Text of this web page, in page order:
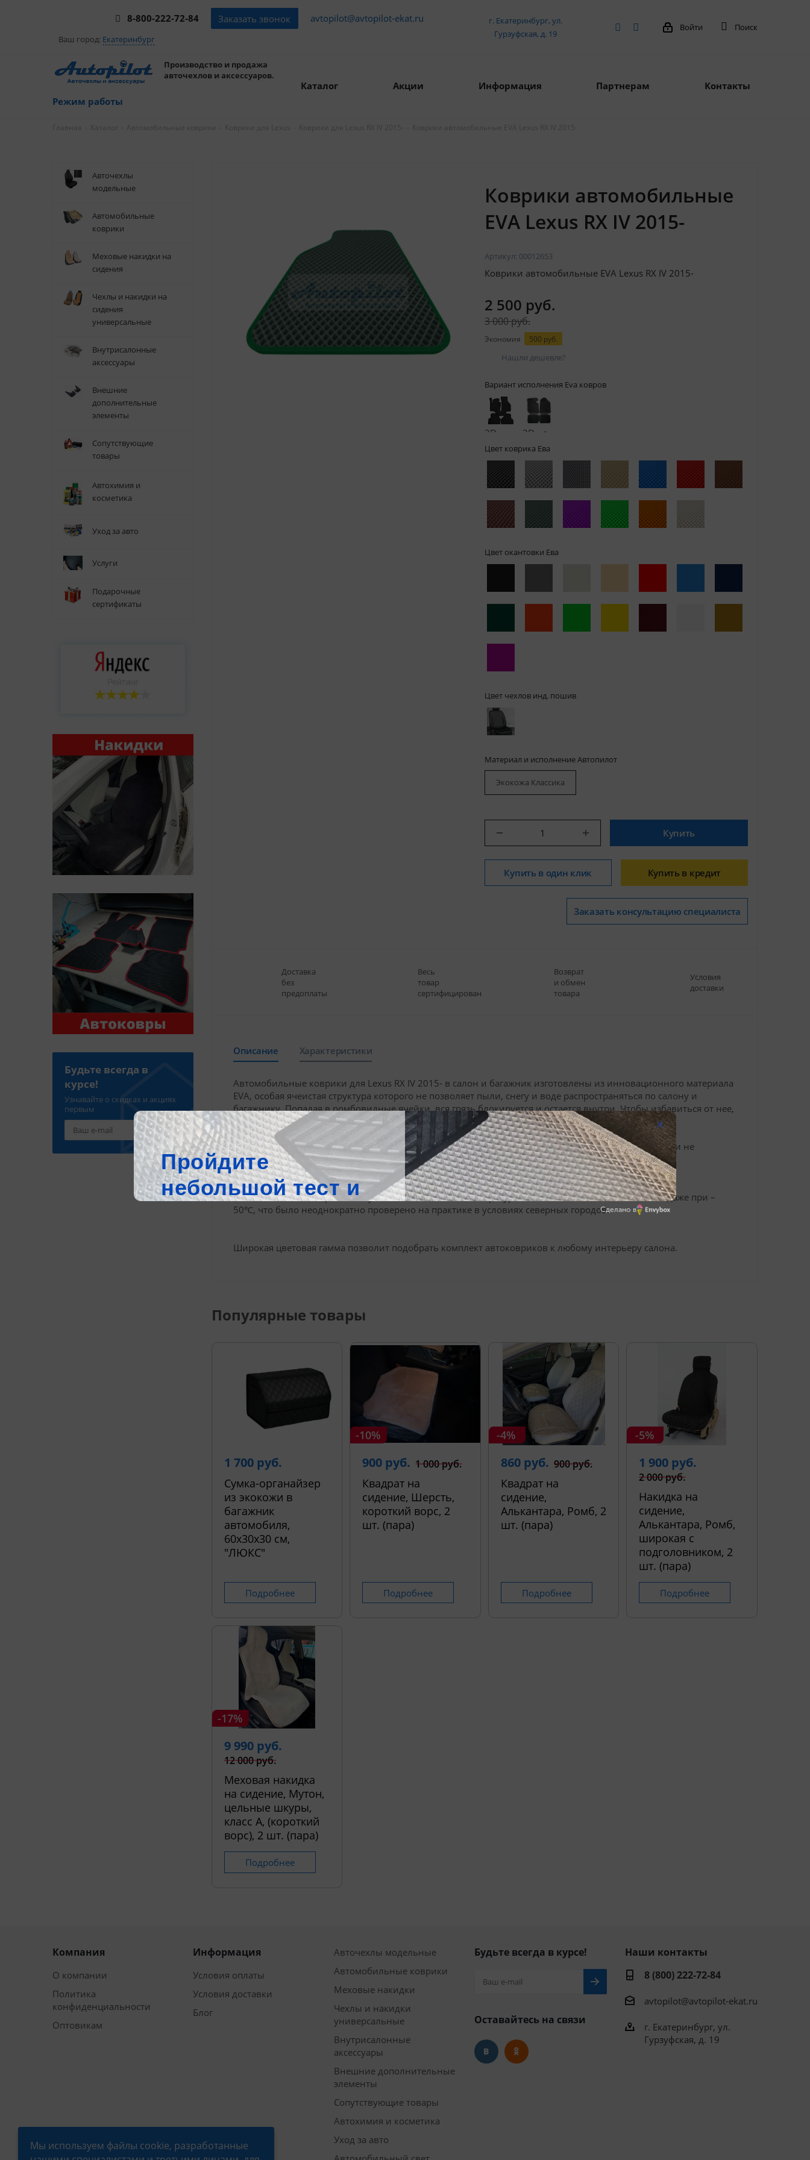
8-800-222-72-84 Заказать звонок avtopilot@avtopilot-ekat.ru
Ваш город: Екатеринбург
г. Екатеринбург, ул.
Гурзуфская, д. 19
Войти Поиск
Производство и продажа
авточехлов и аксессуаров.
Режим работы
Каталог Акции Информация Партнерам Контакты
Авточехлы
модельные
Автомобильные
коврики
Меховые накидки на
сидения
Чехлы и накидки на
сидения
универсальные
Внутрисалонные
аксессуары
Внешние
дополнительные
элементы
Сопутствующие
товары
Автохимия и
косметика
Уход за авто
Услуги
Подарочные
сертификаты
Будьте всегда в
курсе!
Узнавайте о скидках и акциях
первым
Коврики автомобильные
EVA Lexus RX IV 2015-
Артикул: 00012653
Коврики автомобильные EVA Lexus RX IV 2015-
2 500 руб.
3 000 руб.
Экономия 500 руб.
Нашли дешевле?
Вариант исполнения Eva ковров
2D -
без
бортов
3D - с
бортами
Цвет коврика Ева
Цвет окантовки Ева
Цвет чехлов инд. пошив
Материал и исполнение Автопилот
Экокожа Классика
Купить
Купить в один клик Купить в кредит
Заказать консультацию специалиста
Доставка
без
предоплаты
Весь
товар
сертифицирован
Возврат
и обмен
товара
Условия
доставки
Описание Характеристики
Автомобильные коврики для Lexus RX IV 2015- в салон и багажник изготовлены из инновационного материала
EVA, особая ячеистая структура которого не позволяет пыли, снегу и воде распространяться по салону и
багажнику. Попадая в ромбовидные ячейки, вся грязь блокируется и остается внутри. Чтобы избавиться от нее,
достаточно вынуть коврик и несколько раз энергично встряхнуть его.
Коврики фиксируются на полу специальными креплениями, соответствующими Lexus RX IV 2015-, и не
смещаются в процессе эксплуатации. Они закрывают максимальную поверхность пола в салоне.
Автомобильные коврики EVA устойчивы к низким температурам. Их эластичность не снижается даже при –
50℃, что было неоднократно проверено на практике в условиях северных городов.
Широкая цветовая гамма позволит подобрать комплект автоковриков к любому интерьеру салона.
Популярные товары
1 700 руб.
Сумка-органайзер
из экокожи в
багажник
автомобиля,
60х30х30 см,
"ЛЮКС"
Подробнее
-10%
900 руб. 1 000 руб.
Квадрат на
сидение, Шерсть,
короткий ворс, 2
шт. (пара)
Подробнее
-4%
860 руб. 900 руб.
Квадрат на
сидение,
Алькантара, Ромб, 2
шт. (пара)
Подробнее
-5%
1 900 руб.
2 000 руб.
Накидка на
сидение,
Алькантара, Ромб,
широкая с
подголовником, 2
шт. (пара)
Подробнее
-17%
9 990 руб.
12 000 руб.
Меховая накидка
на сидение, Мутон,
цельные шкуры,
класс А, (короткий
ворс), 2 шт. (пара)
Подробнее
Компания
О компании
Политика
конфиденциальности
Оптовикам
Информация
Условия оплаты
Условия доставки
Блог
Авточехлы модельные
Автомобильные коврики
Меховые накидки
Чехлы и накидки
универсальные
Внутрисалонные
аксессуары
Внешние дополнительные
элементы
Сопутствующие товары
Автохимия и косметика
Уход за авто
Будьте всегда в курсе!
Оставайтесь на связи
Наши контакты
8 (800) 222-72-84
avtopilot@avtopilot-ekat.ru
г. Екатеринбург, ул.
Гурзуфская, д. 19
Мы используем файлы cookie, разработанные
Сделано в